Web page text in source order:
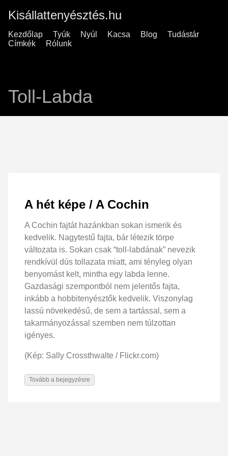
Kisállattenyésztés.hu
Kezdőlap Tyúk Nyúl Kacsa Blog
Tudástár
Címkék
Rólunk
Toll-Labda
A hét képe / A Cochin
A Cochin fajtát hazánkban sokan ismerik és
kedvelik. Nagytestű fajta, bár létezik törpe
változata is. Sokan csak “toll-labdának” nevezik
rendkívül dús tollazata miatt, ami tényleg olyan
benyomást kelt, mintha egy labda lenne.
Gazdasági szempontból nem jelentős fajta,
inkább a hobbitenyésztők kedvelik. Viszonylag
lassú növekedésű, de sem a tartással, sem a
takarmányozással szemben nem túlzottan
igényes.
(Kép: Sally Crossthwalte / Flickr.com)
Tovább a bejegyzésre